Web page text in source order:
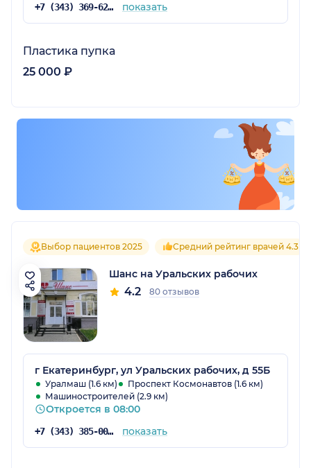
+7 (343) 369-62-32 показать
Пластика пупка
25 000 ₽
Выбор пациентов 2025 Средний рейтинг врачей 4.3
Шанс на Уральских рабочих
4.2 80 отзывов
г Екатеринбург, ул Уральских рабочих, д 55Б
Уралмаш (1.6 км)
Проспект Космонавтов (1.6 км)
Машиностроителей (2.9 км)
Откроется в 08:00
+7 (343) 385-00-01 показать